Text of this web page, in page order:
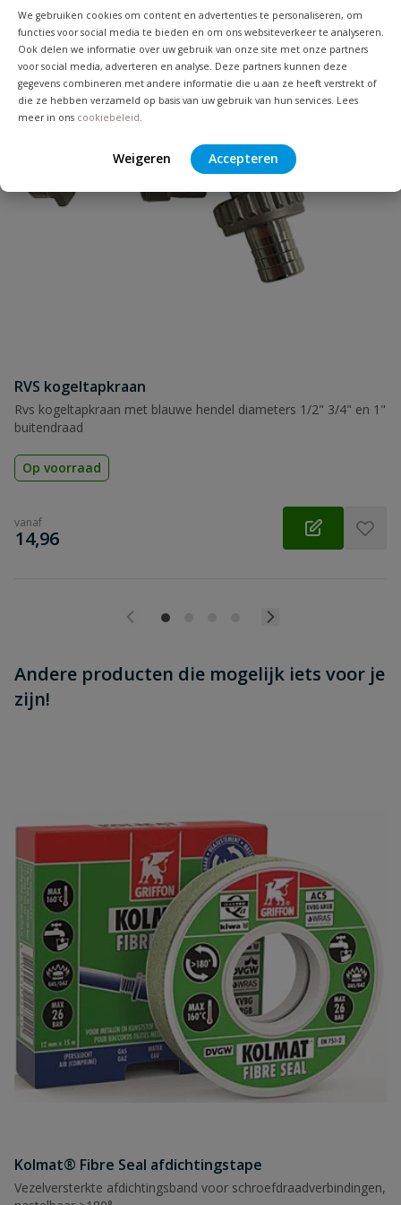
We gebruiken cookies om content en advertenties te personaliseren, om
functies voor social media te bieden en om ons websiteverkeer te analyseren.
Ook delen we informatie over uw gebruik van onze site met onze partners
voor social media, adverteren en analyse. Deze partners kunnen deze
gegevens combineren met andere informatie die u aan ze heeft verstrekt of
die ze hebben verzameld op basis van uw gebruik van hun services. Lees
meer in ons cookiebeleid
Weigeren Accepteren
Uw waardering:
Beoordeling versturen
RVS kogeltapkraan
Rvs kogeltapkraan met blauwe hendel diameters 1/2" 3/4" en 1"
buitendraad
Op voorraad
vanaf
€
14,96
Andere producten die mogelijk iets voor je
zijn!
Kolmat® Fibre Seal afdichtingstape
Vezelversterkte afdichtingsband voor schroefdraadverbindingen,